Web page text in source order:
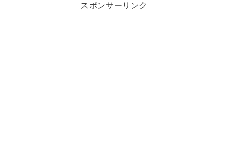
スポンサーリンク